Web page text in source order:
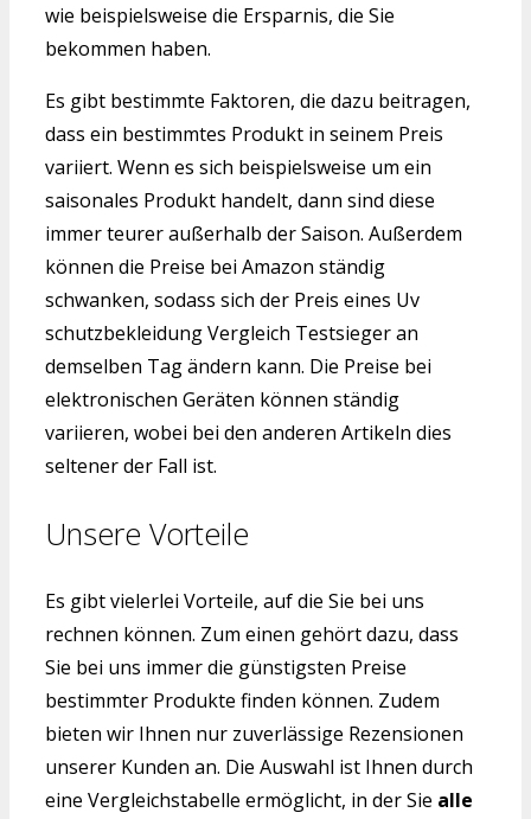
wie beispielsweise die Ersparnis, die Sie
bekommen haben.
Es gibt bestimmte Faktoren, die dazu beitragen,
dass ein bestimmtes Produkt in seinem Preis
variiert. Wenn es sich beispielsweise um ein
saisonales Produkt handelt, dann sind diese
immer teurer außerhalb der Saison. Außerdem
können die Preise bei Amazon ständig
schwanken, sodass sich der Preis eines Uv
schutzbekleidung Vergleich Testsieger an
demselben Tag ändern kann. Die Preise bei
elektronischen Geräten können ständig
variieren, wobei bei den anderen Artikeln dies
seltener der Fall ist.
Unsere Vorteile
Es gibt vielerlei Vorteile, auf die Sie bei uns
rechnen können. Zum einen gehört dazu, dass
Sie bei uns immer die günstigsten Preise
bestimmter Produkte finden können. Zudem
bieten wir Ihnen nur zuverlässige Rezensionen
unserer Kunden an. Die Auswahl ist Ihnen durch
eine Vergleichstabelle ermöglicht, in der Sie alle